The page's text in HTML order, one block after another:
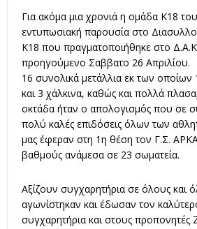
Για ακόμα μια χρονιά η ομάδα Κ18
εντυπωσιακή παρουσία στο
Κ18 που πραγματοποιήθηκε στο
προηγούμενο Σαββατο 26 Απριλίου.
16 συνολικά μετάλλια εκ των
και 3 χάλκινα, καθώς και πολλά
οκτάδα ήταν ο απολογισμός που σε
πολύ καλές επιδόσεις όλων των
μας έφεραν στη 1η θέση τον Γ.Σ.
βαθμούς ανάμεσα σε 23 σωματεία.
Αξίζουν συγχαρητήρια σε όλους και
αγωνίστηκαν και έδωσαν τον
συγχαρητήρια και στους προπονητές